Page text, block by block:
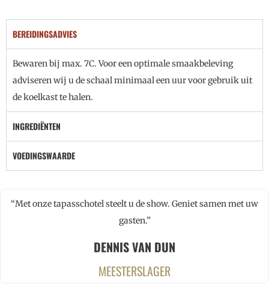
BEREIDINGSADVIES
Bewaren bij max. 7C. Voor een optimale smaakbeleving
adviseren wij u de schaal minimaal een uur voor gebruik uit
de koelkast te halen.
INGREDIËNTEN
VOEDINGSWAARDE
“Met onze tapasschotel steelt u de show. Geniet samen met uw
gasten.”
DENNIS VAN DUN
MEESTERSLAGER